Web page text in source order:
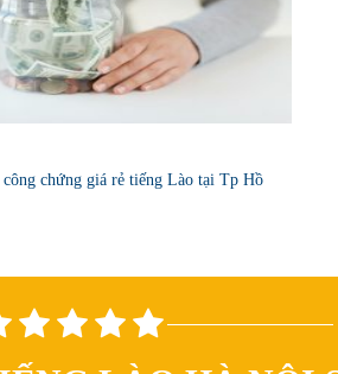
chứng giá rẻ tiếng Lào tại Tp Hồ